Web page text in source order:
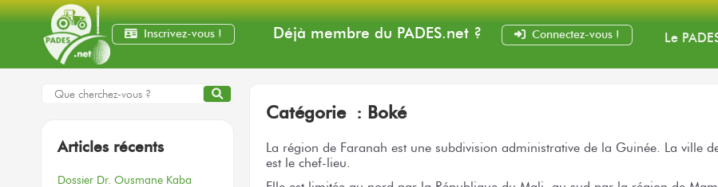
Inscrivez-vous ! Déjà membre du PADES.net? Connectez-vous ! Le
Catégorie : Boké
La région de Faranah est une subdivision administrative de la Guinée. La ville
est le chef-lieu.
Articles récents
Dossier Dr. Ousmane Kaba